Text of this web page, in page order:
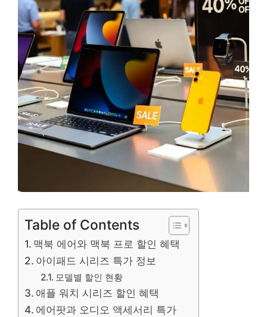
Table of Contents
맥북 에어와 맥북 프로 할인 혜택
아이패드 시리즈 특가 정보
모델별 할인 현황
애플 워치 시리즈 할인 혜택
에어팟과 오디오 액세서리 특가